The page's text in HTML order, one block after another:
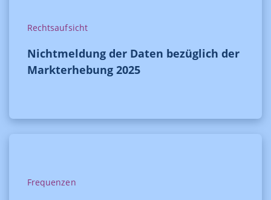
Rechtsaufsicht
Nichtmeldung der Daten bezüglich der
Markterhebung 2025
Frequenzen